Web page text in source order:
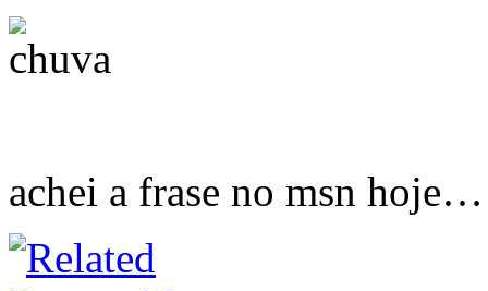
achei a frase no msn hoje…